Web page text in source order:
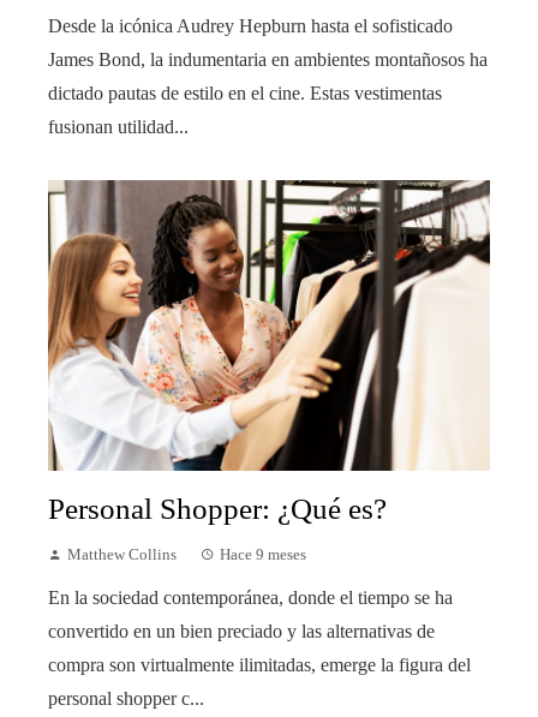
Desde la icónica Audrey Hepburn hasta el sofisticado
James Bond, la indumentaria en ambientes montañosos ha
dictado pautas de estilo en el cine. Estas vestimentas
fusionan utilidad...
Personal Shopper: ¿Qué es?
Matthew Collins Hace 9 meses
En la sociedad contemporánea, donde el tiempo se ha
convertido en un bien preciado y las alternativas de
compra son virtualmente ilimitadas, emerge la figura del
personal shopper c...